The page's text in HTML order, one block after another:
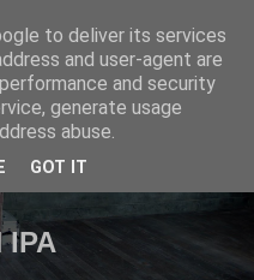
IPA
to deliver its services
and user-agent are
and security
generate usage
abuse.
GOT IT